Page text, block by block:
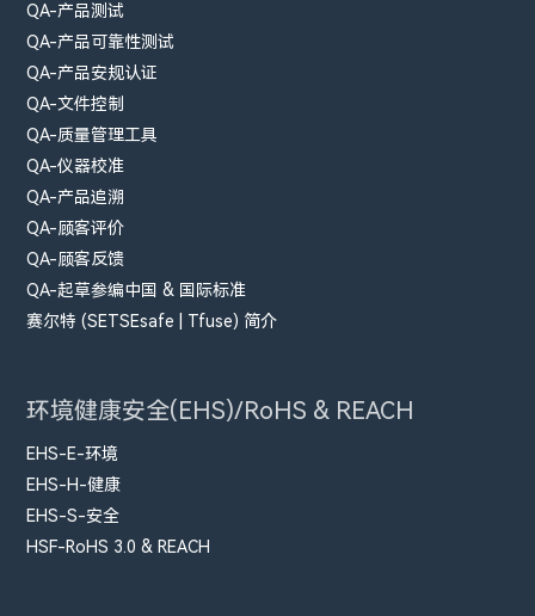
QA-产品测试
QA-产品可靠性测试
QA-产品安规认证
QA-文件控制
QA-质量管理工具
QA-仪器校准
QA-产品追溯
QA-顾客评价
QA-顾客反馈
QA-起草参编中国 & 国际标准
赛尔特 (SETSEsafe | Tfuse) 简介
环境健康安全(EHS)/RoHS & REACH
EHS-E-环境
EHS-H-健康
EHS-S-安全
HSF-RoHS 3.0 & REACH